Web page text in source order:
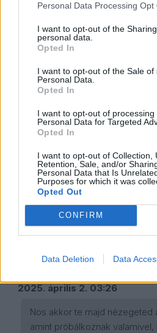
Personal Data Processing Opt
I want to opt-out of the
personal data.
Opted In
I want to opt-out of the Sale of
Personal Data.
Opted In
I want to opt-out of processing
Personal Data for Targeted
Opted In
I want to opt-out of Collection,
Retention, Sale, and/or
Personal Data that Is
Purposes for which it was
Opted Out
CONFIRM
Data Deletion Data
doppingliberalizálás fontos
hogy a sportolóknak
személyes kockázatokkal,
döntéshozók dolga lehet – a
korig nem sorolom ide. A
Egyébként meg az
évtizedek óta létezik.
teljesítménysportnak hívják.
A szerző sportközgazdász
Kommentek
2025. április 2. 03:26
Nos akkor te majd nézegeted
amint próbálkoznak